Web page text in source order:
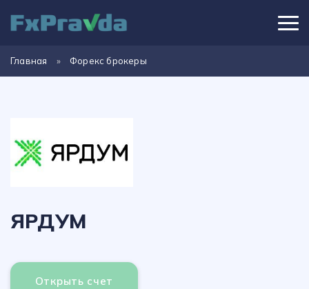
Главная » Форекс брокеры
ЯРДУМ
Открыть счет